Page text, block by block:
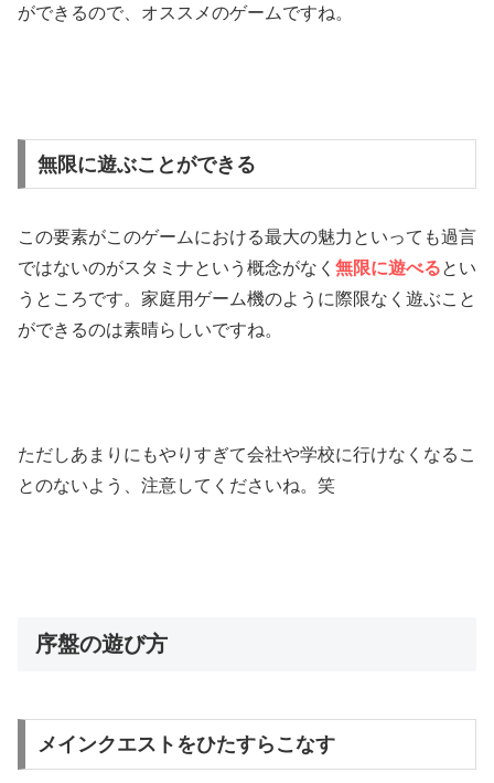
ができるので、オススメのゲームですね。
無限に遊ぶことができる
この要素がこのゲームにおける最大の魅力といっても過言
ではないのがスタミナという概念がなく 無限に遊べるとい
うところです。家庭用ゲーム機のように際限なく遊ぶこと
ができるのは素晴らしいですね。
ただしあまりにもやりすぎて会社や学校に行けなくなるこ
とのないよう、注意してくださいね。笑
序盤の遊び方
メインクエストをひたすらこなす